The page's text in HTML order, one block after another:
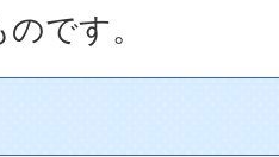
です。